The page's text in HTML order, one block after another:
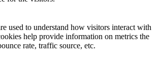
used to understand how visitors interact with
help provide information on metrics the
rate, traffic source, etc.